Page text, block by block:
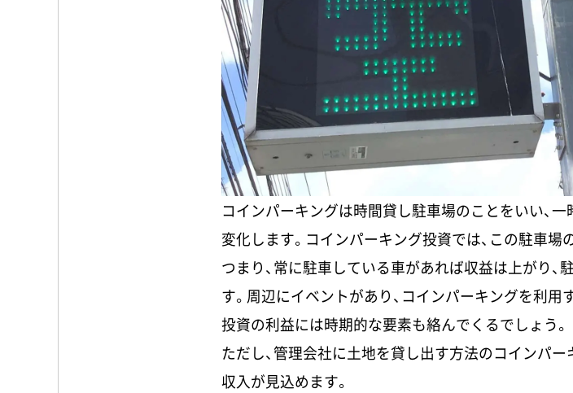
コインパーキングは時間貸し駐車場のことをいい、
変化します。コインパーキング投資では、この駐車場
つまり、常に駐車している車があれば収益は上がり
す。周辺にイベントがあり、コインパーキングを利
投資の利益には時期的な要素も絡んでくるでしょう。
ただし、管理会社に土地を貸し出す方法のコインパ
収入が見込めます。